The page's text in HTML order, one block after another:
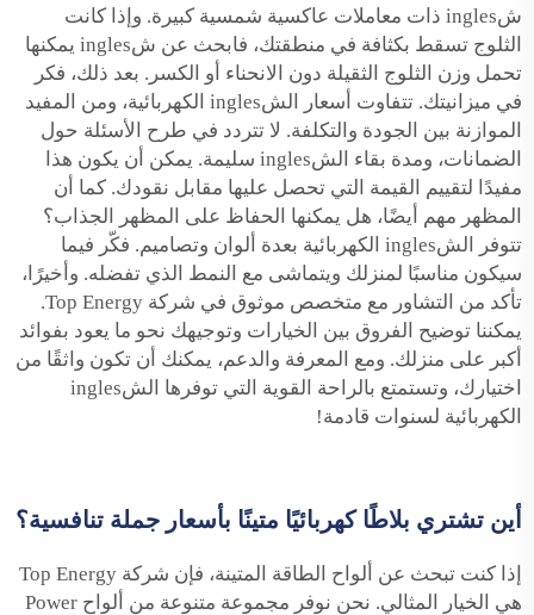
شingles ذات معاملات عاكسية شمسية كبيرة. وإذا كانت
الثلوج تسقط بكثافة في منطقتك، فابحث عن شingles يمكنها
تحمل وزن الثلوج الثقيلة دون الانحناء أو الكسر. بعد ذلك، فكر
في ميزانيتك. تتفاوت أسعار الشingles الكهربائية، ومن المفيد
الموازنة بين الجودة والتكلفة. لا تتردد في طرح الأسئلة حول
الضمانات، ومدة بقاء الشingles سليمة. يمكن أن يكون هذا
مفيدًا لتقييم القيمة التي تحصل عليها مقابل نقودك. كما أن
المظهر مهم أيضًا، هل يمكنها الحفاظ على المظهر الجذاب؟
تتوفر الشingles الكهربائية بعدة ألوان وتصاميم. فكّر فيما
سيكون مناسبًا لمنزلك ويتماشى مع النمط الذي تفضله. وأخيرًا،
تأكد من التشاور مع متخصص موثوق في شركة Top Energy.
يمكننا توضيح الفروق بين الخيارات وتوجيهك نحو ما يعود بفوائد
أكبر على منزلك. ومع المعرفة والدعم، يمكنك أن تكون واثقًا من
اختيارك، وتستمتع بالراحة القوية التي توفرها الشingles
الكهربائية لسنوات قادمة!
أين تشتري بلاطًا كهربائيًا متينًا بأسعار جملة تنافسية؟
إذا كنت تبحث عن ألواح الطاقة المتينة، فإن شركة Top Energy
هي الخيار المثالي. نحن نوفر مجموعة متنوعة من ألواح Power